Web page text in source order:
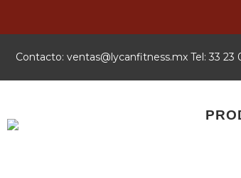
Contacto: xm.ssentifnacyl@satnev Tel: 33